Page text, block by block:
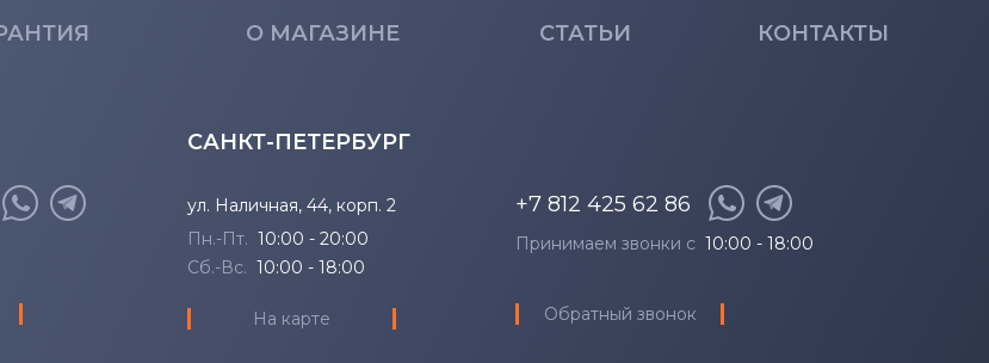
О МАГАЗИНЕ СТАТЬИ КОНТАКТЫ
САНКТ-ПЕТЕРБУРГ
ул. Наличная, 44, корп. 2
Пн.-Пт. 10:00 - 20:00
Сб.-Вс. 10:00 - 18:00
На карте
+7 812 425 62 86
Принимаем звонки с 10:00 - 18:00
Обратный звонок